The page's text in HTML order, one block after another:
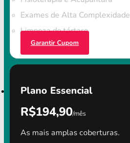
Exames de Alta Complexidade
Limpeza do tártaro
Garantir Cupom
Plano Essencial
R$194,90/mês
As mais amplas coberturas.